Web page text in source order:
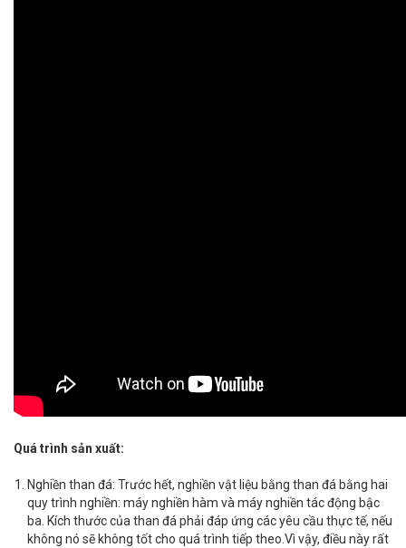
Quá trình sản xuất:
Nghiền than đá: Trước hết, nghiền vật liệu bằng than đá bằng hai
quy trình nghiền: máy nghiền hàm và máy nghiền tác động bậc
ba. Kích thước của than đá phải đáp ứng các yêu cầu thực tế, nếu
không nó sẽ không tốt cho quá trình tiếp theo.Vì vậy, điều này rất